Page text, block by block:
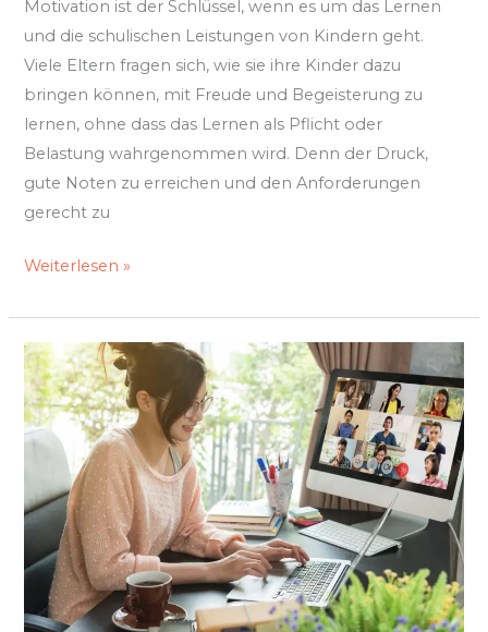
Motivation ist der Schlüssel, wenn es um das Lernen
und die schulischen Leistungen von Kindern geht.
Viele Eltern fragen sich, wie sie ihre Kinder dazu
bringen können, mit Freude und Begeisterung zu
lernen, ohne dass das Lernen als Pflicht oder
Belastung wahrgenommen wird. Denn der Druck,
gute Noten zu erreichen und den Anforderungen
gerecht zu
Weiterlesen »
Innovative
Möglichkeiten
zur
Raumnutzung
Homeoffice